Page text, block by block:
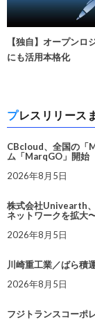
【独自】オープン
にも活用本格化
プレスリリー
CBcloud、全国の「
ム「MarqGO」開始
2026年8月5日
株式会社Univearth
ネットワークを拡大
2026年8月5日
川崎重工業／ばら積
2026年8月5日
フジトランスコーポ